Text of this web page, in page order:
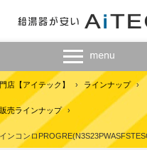
店【アイテック】 › ラインナップ ›
売ラインナップ ›
ンコンロ